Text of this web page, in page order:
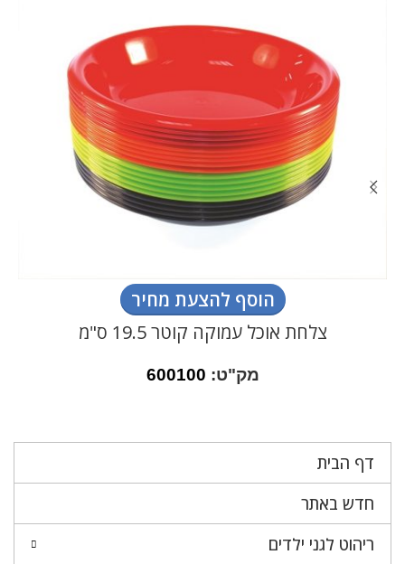
דף הבית
חדש באתר
ריהוט לגני ילדים
הוסף להצעת מחיר
צלחת אוכל עמוקה קוטר 19.5 ס"מ
מק"ט: 600100